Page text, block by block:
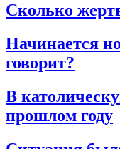
Сколько
Начинается
говорит?
В
прошлом году